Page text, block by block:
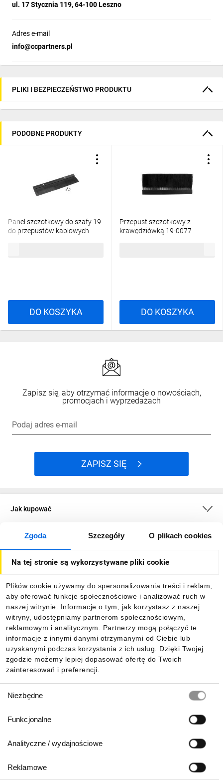
Zgoda Szczegóły O plikach cookies
Na tej stronie są wykorzystywane pliki cookie
Plików cookie używamy do spersonalizowania treści i reklam,
aby oferować funkcje społecznościowe i analizować ruch w
naszej witrynie. Informacje o tym, jak korzystasz z naszej
witryny, udostępniamy partnerom społecznościowym,
reklamowym i analitycznym. Partnerzy mogą połączyć te
informacje z innymi danymi otrzymanymi od Ciebie lub
uzyskanymi podczas korzystania z ich usług. Dzięki Twojej
zgodzie możemy lepiej dopasować ofertę do Twoich
zainteresowań i preferencji.
zgody
Niezbędne
Funkcjonalne
Analityczne / wydajnościowe
Reklamowe
ul. 17 Stycznia 119, 64-100 Leszno
Adres e-mail
info@ccpartners.pl
PLIKI I BEZPIECZEŃSTWO PRODUKTU
PODOBNE PRODUKTY
Panel szczotkowy do szafy 19
do przepustów kablowych
DO KOSZYKA
Przepust szczotkowy z
krawędziówką 19-0077
DO KOSZYKA
Zapisz się, aby otrzymać informacje o nowościach,
promocjach i wyprzedażach
Podaj adres e-mail
ZAPISZ SIĘ
Jak kupować
O firmie
Informacje
Pobierz naszą aplikację mobilną: